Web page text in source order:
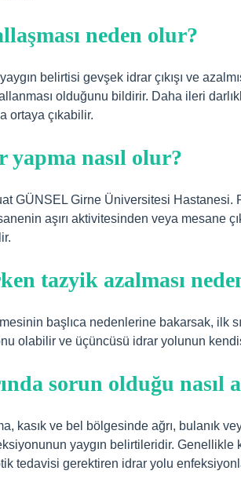
neden olur?
belirtisi gevşek idrar çıkışı ve
olduğunu bildirir. Daha ileri
ortaya çıkabilir.
yapma nasıl olur?
GÜNSEL Girne Üniversitesi Hastanesi.
aşırı aktivitesinden veya mesane
tazyik azalması
başlıca nedenlerine bakarsak, ilk
olabilir ve üçüncüsü idrar yolunun
sorun olduğu nasıl
kasık ve bel bölgesinde ağrı, bulanık
yaygın belirtileridir. Genellikle
tedavisi gerektiren idrar yolu